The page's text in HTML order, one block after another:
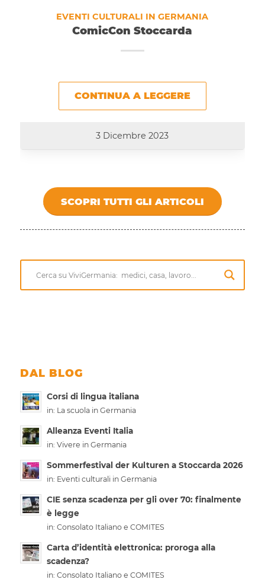
EVENTI CULTURALI IN GERMANIA
ComicCon Stoccarda
CONTINUA A LEGGERE
3 Dicembre 2023
SCOPRI TUTTI GLI ARTICOLI
DAL BLOG
Corsi di lingua italiana
in: La scuola in Germania
Alleanza Eventi Italia
in: Vivere in Germania
Sommerfestival der Kulturen a Stoccarda 2026
in: Eventi culturali in Germania
CIE senza scadenza per gli over 70: finalmente
è legge
in: Consolato Italiano e COMITES
Carta d’identità elettronica: proroga alla
scadenza?
in: Consolato Italiano e COMITES